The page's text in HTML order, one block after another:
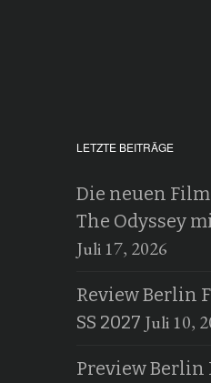
LETZTE BEITRÄGE
Die neuen
The Odyssey
Juli 17, 2026
Review Berlin
SS 2027 Juli 10,
Preview Berlin